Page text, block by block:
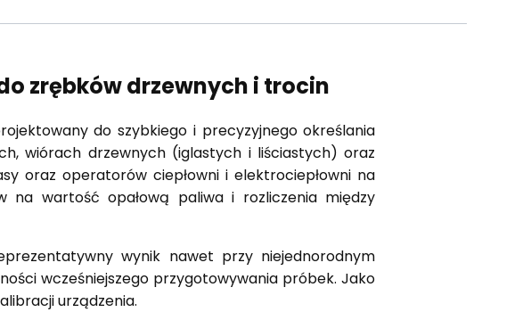
zrębków drzewnych i trocin
do szybkiego i precyzyjnego określania
wiórach drzewnych (iglastych i liściastych) oraz
oraz operatorów ciepłowni i elektrociepłowni na
na wartość opałową paliwa i rozliczenia między
wynik nawet przy niejednorodnym
wcześniejszego przygotowywania próbek. Jako
urządzenia.